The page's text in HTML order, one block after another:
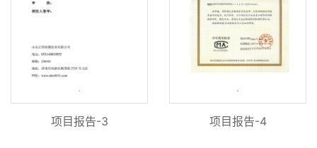
项目报告-3 项目报告-4